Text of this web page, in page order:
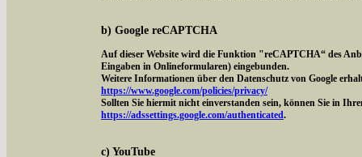
b) Google reCAPTCHA
Auf dieser Website wird die Funktion "reCAPTCHA“ des
Eingaben in Onlineformularen) eingebunden.
Weitere Informationen über den Datenschutz von Google
https://www.google.com/policies/privacy/
Sollten Sie hiermit nicht einverstanden sein, können Sie in
https://adssettings.google.com/authenticated.
c) YouTube